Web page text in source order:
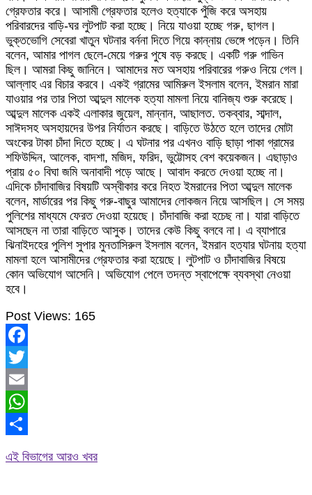
গ্রেফতার করে। আসামী গ্রেফতার হলেও হত্যাকে পুঁজি করে অসহায়
পরিবারদের বাড়ি-ঘর লুটপাট করা হচ্ছে। নিয়ে যাওয়া হচ্ছে গরু, ছাগল।
ভুক্তভোগি সেবেরা খাতুন ঘটনার বর্ননা দিতে গিয়ে কান্নায় ভেঙ্গে পড়েন। তিনি
বলেন, আমার পাগল ছেলে-মেয়ে গরুর পুষে বড় করছে। একটি গরু গাভিন
ছিল। আমরা কিছু জানিনে। আমাদের মত অসহায় পরিবারের গরুও নিয়ে গেল।
আল্লাহ এর বিচার করবে। একই গ্রামের আমিরুল ইসলাম বলেন, ইমরান মারা
যাওয়ার পর তার পিতা আব্দুল মালেক হত্যা মামলা নিয়ে বানিজ্য শুরু করেছে।
আব্দুল মালেক একই এলাকার জুয়েল, মান্নান, আছালত. তকব্বার, সাব্দাল,
সাঈদসহ অসহায়দের উপর নির্যাতন করছে। বাড়িতে উঠতে হলে তাদের মোটা
অংকের টাকা চাঁদা দিতে হচ্ছে। এ ঘটনার পর এখনও বাড়ি ছাড়া পাকা গ্রামের
শফিউদ্দিন, আলেক, বাদশা, মজিদ, ফরিদ, ভুট্টোসহ বেশ কয়েকজন। এছাড়াও
প্রায় ৫০ বিঘা জমি অনাবাদী পড়ে আছে। আবাদ করতে দেওয়া হচ্ছে না।
এদিকে চাঁদাবাজির বিষয়টি অস্বীকার করে নিহত ইমরানের পিতা আব্দুল মালেক
বলেন, মার্ডারের পর কিছু গরু-বাছুর আমাদের লোকজন নিয়ে আসছিল। সে সময়
পুলিশের মাধ্যমে ফেরত দেওয়া হয়েছে। চাঁদাবাজি করা হচেছ না। যারা বাড়িতে
আসছেন না তারা বাড়িতে আসুক। তাদের কেউ কিছু বলবে না। এ ব্যাপারে
ঝিনাইদহের পুলিশ সুপার মুনতাসিরুল ইসলাম বলেন, ইমরান হত্যার ঘটনায় হত্যা
মামলা হলে আসামীদের গ্রেফতার করা হয়েছে। লুটপাট ও চাঁদাবাজির বিষয়ে
কোন অভিযোগ আসেনি। অভিযোগ পেলে তদন্ত স্বাপেক্ষে ব্যবস্থা নেওয়া
হবে।
Post Views: 165
Facebook
Twitter
Email
WhatsApp
এই বিভাগের আরও খবর